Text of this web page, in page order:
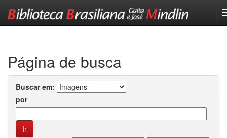
Página de busca
Buscar em:
por